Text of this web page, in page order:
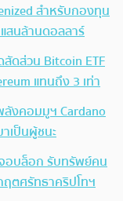
สำหรับกองทุน
สนล้านดอลลาร์
ดส่วน Bitcoin ETF
แทนถึง 3 เท่า
งคอมมูฯ Cardano
เป็นผู้ชนะ
อบล็อก รับทรัพย์คน
ฤตศรัทธาคริปโทฯ